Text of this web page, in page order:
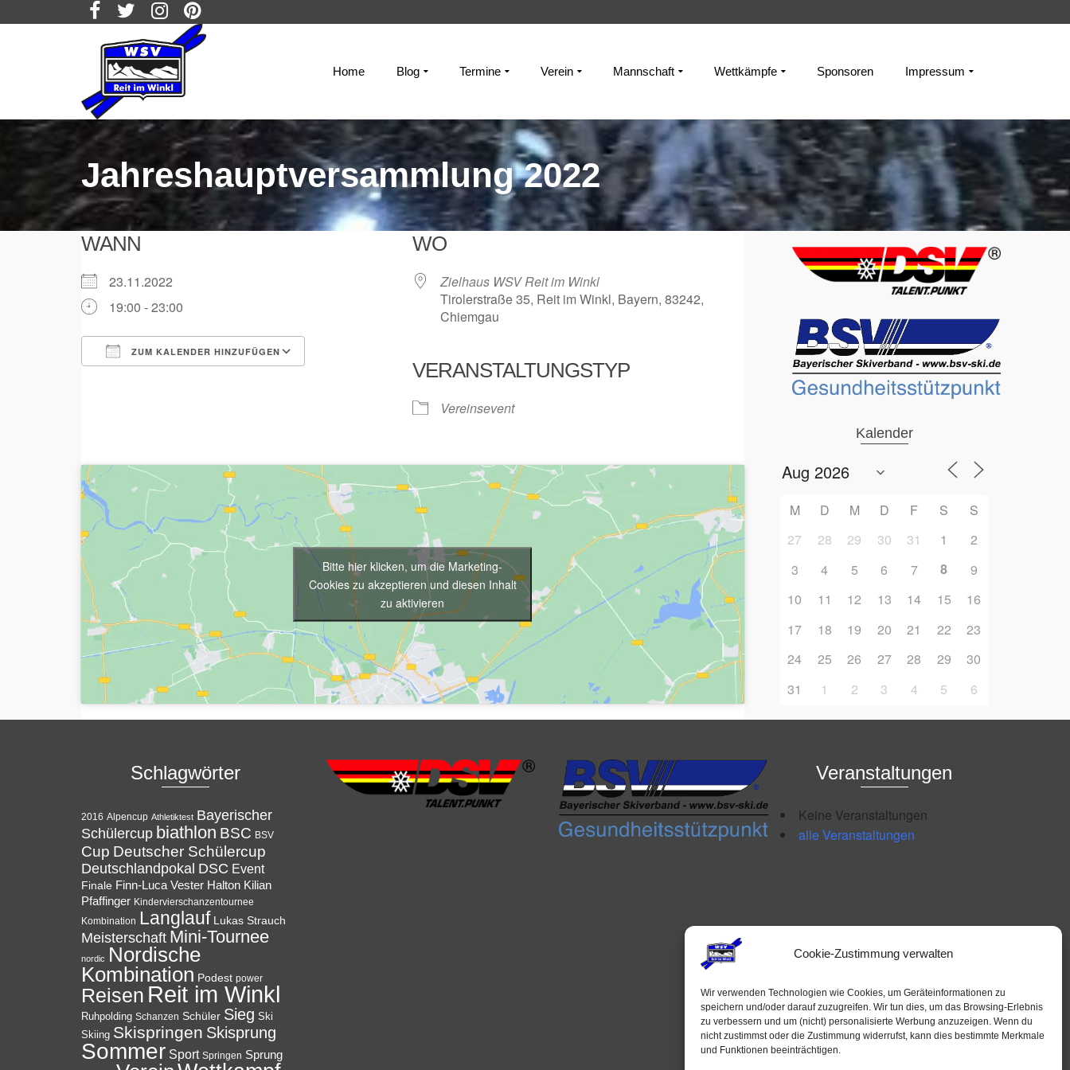
Cookie-Zustimmung verwalten
Wir verwenden Technologien wie Cookies, um Geräteinformationen zu
speichern und/oder darauf zuzugreifen. Wir tun dies, um das Browsing-Erlebnis
zu verbessern und um (nicht) personalisierte Werbung anzuzeigen. Wenn du
nicht zustimmst oder die Zustimmung widerrufst, kann dies bestimmte Merkmale
und Funktionen beeinträchtigen.
Home Blog Termine Verein Mannschaft Wettkämpfe Sponsoren Impressum
Jahreshauptversammlung 2022
WANN
23.11.2022
19:00 - 23:00
ZUM KALENDER HINZUFÜGEN
iCalendar Office 365 Outlook Live
WO
Zielhaus WSV Reit im Winkl
Tirolerstraße 35, Reit im Winkl, Bayern, 83242,
Chiemgau
VERANSTALTUNGSTYP
Vereinsevent
Bitte hier klicken, um die Marketing-
Cookies zu akzeptieren und diesen Inhalt
zu aktivieren
Kalender
M D M D F S
S
27
28 29 30 31 1
2
3
4 5 6 7 8
9
10
11 12 13 14 15
16
17
18 19 20 21 22
23
24
25 26 27 28 29
30
31
1 2 3 4 5 6
Schlagwörter
2016 Alpencup Athletiktest Bayerischer
Schülercup biathlon BSC BSV
Cup Deutscher Schülercup
Deutschlandpokal DSC Event
Finale Finn-Luca Vester Halton Kilian
Pfaffinger Kindervierschanzentournee
Kombination Langlauf Lukas Strauch
Meisterschaft Mini-Tournee
nordic Nordische
Kombination Podest power
Reisen Reit im Winkl
Ruhpolding Schanzen Schüler Sieg Ski
Skiing Skispringen Skisprung
Sommer Sport Springen Sprung
Veranstaltungen
Keine Veranstaltungen
alle Veranstaltungen